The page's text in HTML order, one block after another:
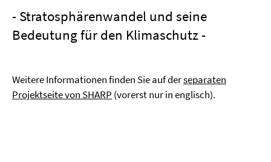
- Stratosphärenwandel und seine
Bedeutung für den Klimaschutz -
Weitere Informationen finden Sie auf derseparaten
Projektseite von SHARP (vorerst nur in englisch).